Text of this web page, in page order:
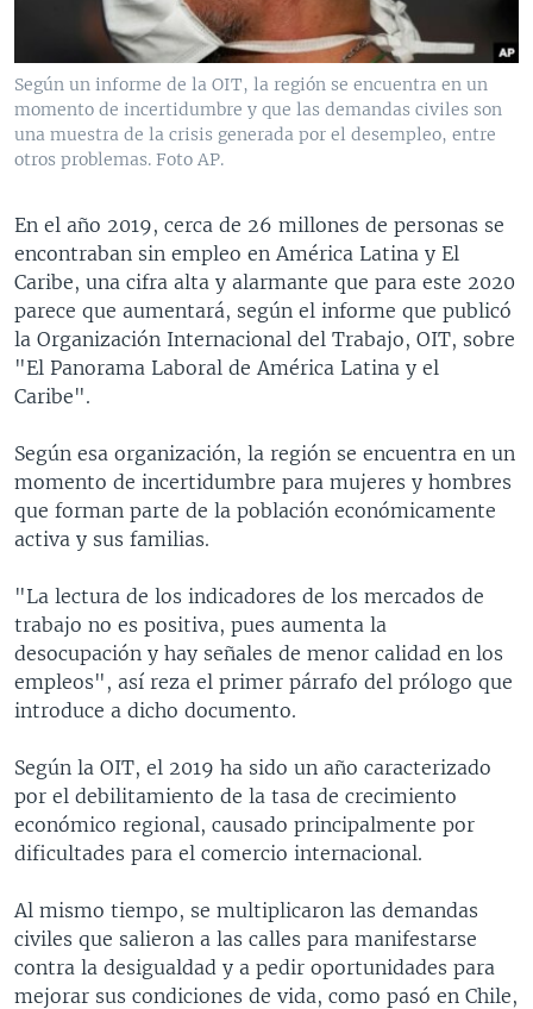
VENEZUELA
BRASIL
NICARAGUA
ECONOMÍA
ENTRETENIMIENTO Y CULTURA
TECNOLOGÍA
DEPORTES
MULTIMEDIA
VIDEOS
FOTOGRAFÍA
AUDIOS
PROGRAMAS TV
EL MUNDO AL DÍA
FORO INTERAMERICANO
LAS CLAVES
PANORAMA
RADIO
AVANCE INFORMATIVO
BUENOS DÍAS AMÉRICA
ESTADOS UNIDOS AL DÍA
EL MUNDO AL DÍA [RADIO]
FORO [RADIO]
DEPORTIVO INTERNACIONAL
NOTA ECONÓMICA
ENTRETENIMIENTO
Learning English
SÍGANOS
Según un informe de la OIT, la región se encuentra en un
momento de incertidumbre y que las demandas civiles son
una muestra de la crisis generada por el desempleo, entre
otros problemas. Foto AP.
En el año 2019, cerca de 26 millones de personas se
encontraban sin empleo en América Latina y El
Caribe, una cifra alta y alarmante que para este 2020
parece que aumentará, según el informe que publicó
la Organización Internacional del Trabajo, OIT, sobre
"El Panorama Laboral de América Latina y el
Caribe".
Según esa organización, la región se encuentra en un
momento de incertidumbre para mujeres y hombres
que forman parte de la población económicamente
activa y sus familias.
"La lectura de los indicadores de los mercados de
trabajo no es positiva, pues aumenta la
desocupación y hay señales de menor calidad en los
empleos", así reza el primer párrafo del prólogo que
introduce a dicho documento.
Según la OIT, el 2019 ha sido un año caracterizado
por el debilitamiento de la tasa de crecimiento
económico regional, causado principalmente por
dificultades para el comercio internacional.
Al mismo tiempo, se multiplicaron las demandas
civiles que salieron a las calles para manifestarse
contra la desigualdad y a pedir oportunidades para
mejorar sus condiciones de vida, como pasó en Chile,